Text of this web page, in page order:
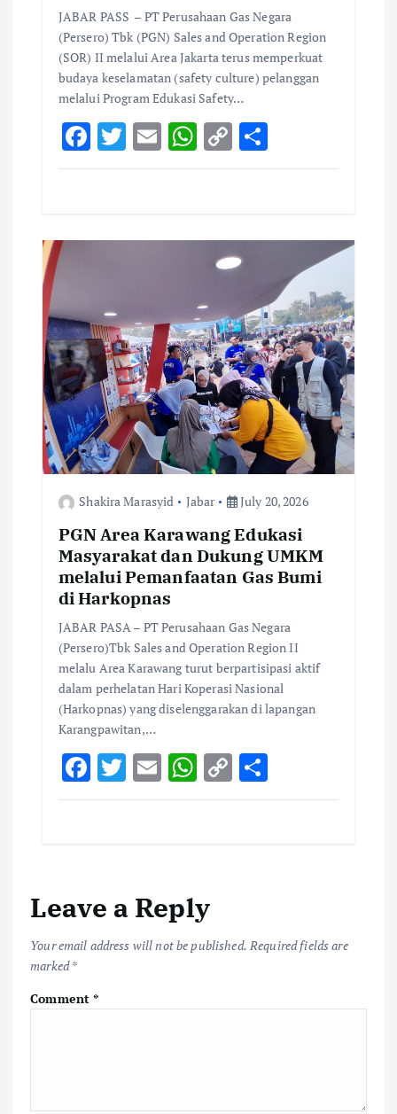
JABAR PASS – PT Perusahaan Gas Negara
(Persero) Tbk (PGN) Sales and Operation Region
(SOR) II melalui Area Jakarta terus memperkuat
budaya keselamatan (safety culture) pelanggan
melalui Program Edukasi Safety…
F
ac
o
k
T
w
r
E
m
W
h
A
p
C
o
Li
n
k
S
h
Shakira Marasyid Jabar July 20, 2026
PGN Area Karawang Edukasi
Masyarakat dan Dukung UMKM
melalui Pemanfaatan Gas Bumi
di Harkopnas
JABAR PASA – PT Perusahaan Gas Negara
(Persero)Tbk Sales and Operation Region II
melalu Area Karawang turut berpartisipasi aktif
dalam perhelatan Hari Koperasi Nasional
(Harkopnas) yang diselenggarakan di lapangan
Karangpawitan,…
F
ac
o
k
T
w
E
m
W
h
p
p
C
o
k
S
h
Leave a Reply
Your email address will not be published. Required fields are
marked*
Comment*